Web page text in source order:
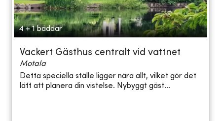
4 + 1 bäddar
Vackert Gästhus centralt vid vattnet
Motala
Detta speciella ställe ligger nära allt, vilket gör det
lätt att planera din vistelse. Nybyggt gäst...